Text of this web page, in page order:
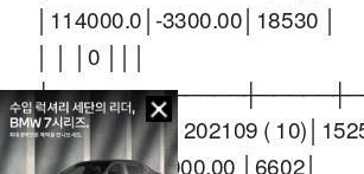
│114000.0│-3300.00│18530 │
│ │ │0 │││
│포스코케미 F 202109 (
│154000.0│1000.00 │6602│